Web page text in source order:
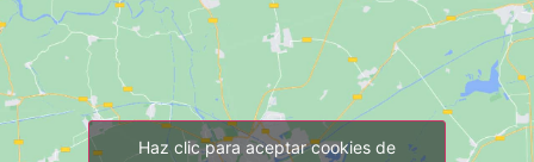
Haz clic para aceptar cookies de